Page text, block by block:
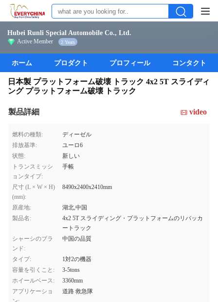
Hubei Runli Special Automobile Co., Ltd.
Active Member 2 Years
ホーム プロダクト プロフィール コンタクト
日本製 プラットフォーム破壊 トラック 4x2 5T スライディ
ング プラットフォーム破壊 トラック
製品詳細 video
燃料の種類:
ディーゼル
排放基準:
ユーロ6
状態:
新しい
トランスミッシ
ョンタイプ:
手帳
尺寸 (L × W × H)
(mm):
8490x2400x2410mm
原産地:
湖北,中国
製品名:
4x2 5T スライディング・プラットフォームのリバッカ
ートラック
シャーシのブラ
ンド:
中国の品質
タイプ:
1対2の機器
容量を引くこと:
3-5tons
ホイールベース:
3360mm
アプリケーショ
道路 救急隊